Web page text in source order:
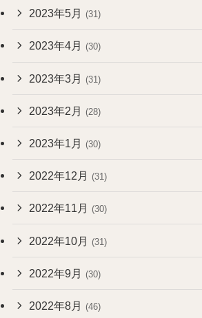
2023年5月 (31)
2023年4月 (30)
2023年3月 (31)
2023年2月 (28)
2023年1月 (30)
2022年12月 (31)
2022年11月 (30)
2022年10月 (31)
2022年9月 (30)
2022年8月 (46)